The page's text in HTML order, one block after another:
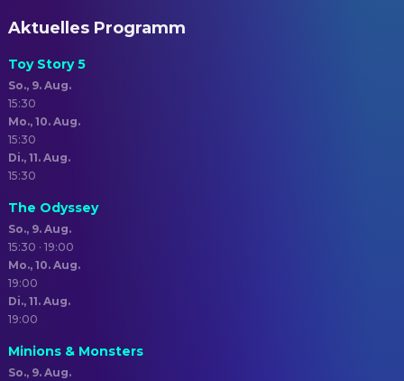
Aktuelles Programm
Toy Story 5
So., 9. Aug.
15:30
Mo., 10. Aug.
15:30
Di., 11. Aug.
15:30
The Odyssey
So., 9. Aug.
15:30 · 19:00
Mo., 10. Aug.
19:00
Di., 11. Aug.
19:00
Minions & Monsters
So., 9. Aug.